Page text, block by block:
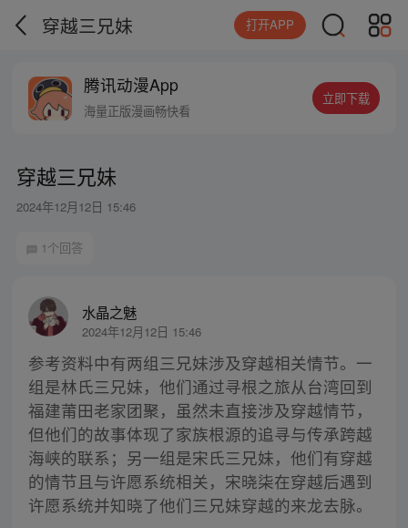
穿越三兄妹 打开APP
腾讯动漫App
海量正版漫画畅快看
立即下载
穿越三兄妹
2024年12月12日 15:46
1个回答
水晶之魅
2024年12月12日 15:46
参考资料中有两组三兄妹涉及穿越相关情节。一
组是林氏三兄妹，他们通过寻根之旅从台湾回到
福建莆田老家团聚，虽然未直接涉及穿越情节，
但他们的故事体现了家族根源的追寻与传承跨越
海峡的联系；另一组是宋氏三兄妹，他们有穿越
的情节且与许愿系统相关，宋晓柒在穿越后遇到
许愿系统并知晓了他们三兄妹穿越的来龙去脉。